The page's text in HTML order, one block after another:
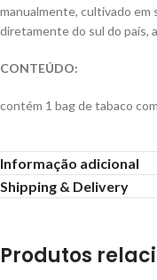
manualmente, cultivado em
diretamente do sul do país,
CONTEÚDO:
contém 1 bag de tabaco
Informação adicional
Shipping & Delivery
Produtos